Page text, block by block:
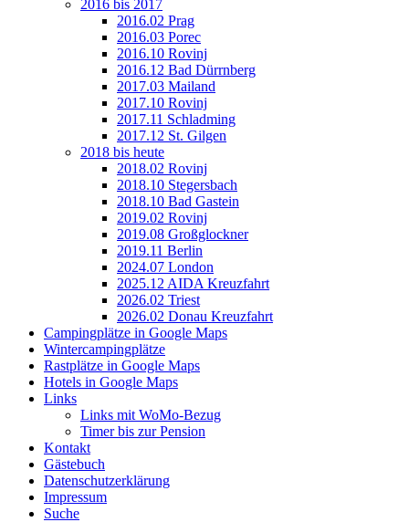
2016 bis 2017
2016.02 Prag
2016.03 Porec
2016.10 Rovinj
2016.12 Bad Dürrnberg
2017.03 Mailand
2017.10 Rovinj
2017.11 Schladming
2017.12 St. Gilgen
2018 bis heute
2018.02 Rovinj
2018.10 Stegersbach
2018.10 Bad Gastein
2019.02 Rovinj
2019.08 Großglockner
2019.11 Berlin
2024.07 London
2025.12 AIDA Kreuzfahrt
2026.02 Triest
2026.02 Donau Kreuzfahrt
Campingplätze in Google Maps
Wintercampingplätze
Rastplätze in Google Maps
Hotels in Google Maps
Links
Links mit WoMo-Bezug
Timer bis zur Pension
Kontakt
Gästebuch
Datenschutzerklärung
Impressum
Suche